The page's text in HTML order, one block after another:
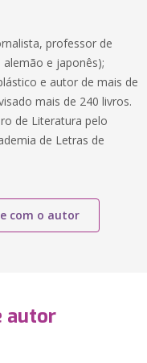
professor de
alemão e japonês);
e autor de mais de
mais de 240 livros.
de Literatura pelo
de Letras de
com o autor
autor